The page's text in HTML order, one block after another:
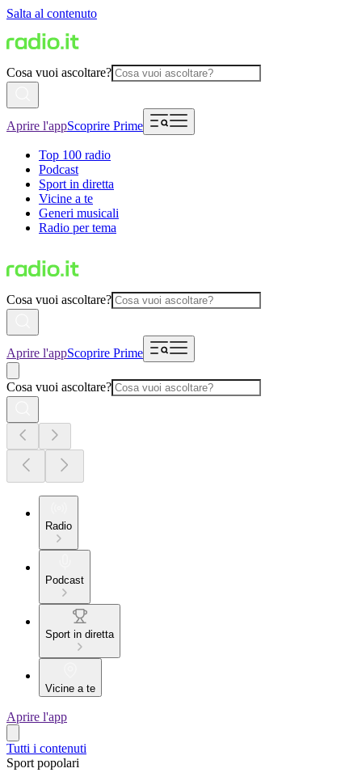
Salta al contenuto
Cosa vuoi ascoltare?
Aprire l'appScoprire Prime
Top 100 radio
Podcast
Sport in diretta
Vicine a te
Generi musicali
Radio per tema
Cosa vuoi ascoltare?
Aprire l'appScoprire Prime
Cosa vuoi ascoltare?
Radio
Podcast
Sport in diretta
Vicine a te
Aprire l'app
Tutti i contenuti
Sport popolari